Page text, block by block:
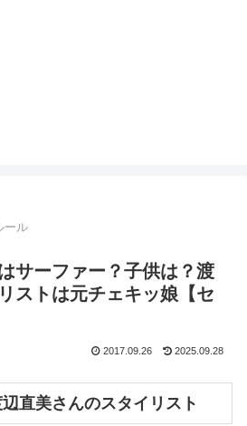
ール
サーファー？子供は？渡
ストは元チェキッ娘【セ
2017.09.26 2025.09.28
直美さんのスタイリスト